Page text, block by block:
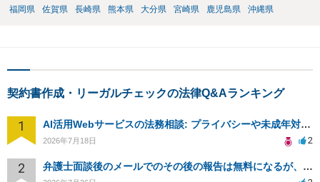
福岡県
佐賀県 長崎県 熊本県 大分県 宮崎県 鹿児島県 沖縄県
契約書作成・リーガルチェックの法律Q&Aランキング
1 AI活用Webサービスの法務相談: プライバシーや未成年対応など
2026年7月18日 2
2 弁護士面談後のメールでのその後の報告は無料になるが、弁護士として興味ありますか？